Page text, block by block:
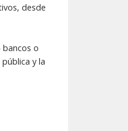
desde
o
y la